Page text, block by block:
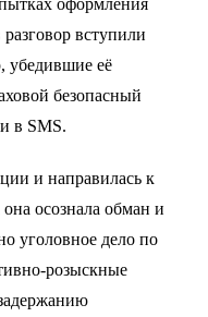
вступили
убедившие её
безопасный
в SMS.
и направилась к
осознала обман и
уголовное дело по
розыскные